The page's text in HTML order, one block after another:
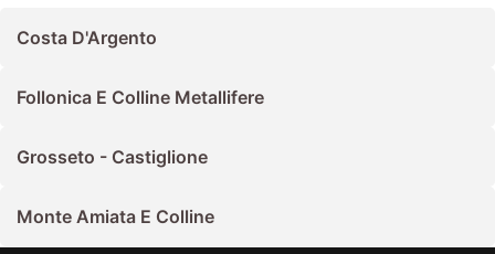
Costa D'Argento
Follonica E Colline Metallifere
Grosseto - Castiglione
Monte Amiata E Colline